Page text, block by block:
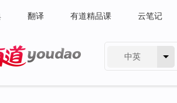
翻译 有道精品课 云笔记
中英